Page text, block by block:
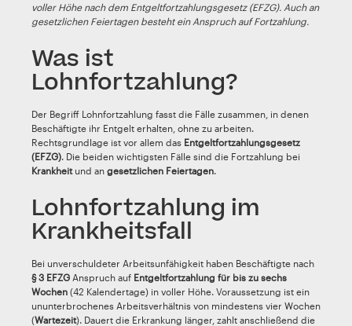
voller Höhe nach dem Entgeltfortzahlungsgesetz (EFZG). Auch an
gesetzlichen Feiertagen besteht ein Anspruch auf Fortzahlung.
Was ist
Lohnfortzahlung?
Der Begriff Lohnfortzahlung fasst die Fälle zusammen, in denen
Beschäftigte ihr Entgelt erhalten, ohne zu arbeiten.
Rechtsgrundlage ist vor allem das Entgeltfortzahlungsgesetz
(EFZG). Die beiden wichtigsten Fälle sind die Fortzahlung bei
Krankheitund an gesetzlichen Feiertagen.
Lohnfortzahlung im
Krankheitsfall
Bei unverschuldeter Arbeitsunfähigkeit haben Beschäftigte nach
§ 3 EFZG Anspruch auf Entgeltfortzahlung für bis zu sechs
Wochen (42 Kalendertage) in voller Höhe. Voraussetzung ist ein
ununterbrochenes Arbeitsverhältnis von mindestens vier Wochen
(Wartezeit). Dauert die Erkrankung länger, zahlt anschließend die